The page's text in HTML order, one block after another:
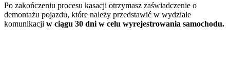
Po zakończeniu procesu kasacji otrzymasz zaświadczenie o
demontażu pojazdu, które należy przedstawić w wydziale
komunikacji w ciągu 30 dni w celu wyrejestrowania samochodu.